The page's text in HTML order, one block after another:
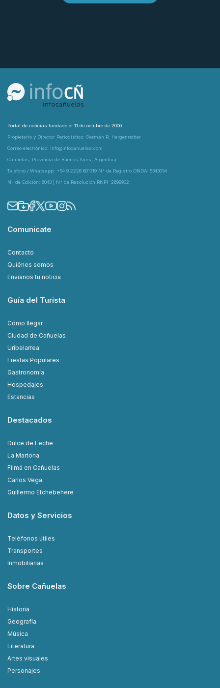
Portal de noticias fundado el 11 de octubre de 2006
Propietario y Director Periodístico: Germán R. Hergenrether
Correo electrónico: info@infocanuelas.com
Cañuelas, Provincia de Buenos Aires, Argentina
Teléfono / Whatsapp: +54 9 2226 601319 N° de Registro DNDA: 5343054
N° de Edición: 6043 | N° de Resolución RNPI: 2699932
Comunicate
Contacto
Quiénes somos
Envianos tu noticia
Guía del Turista
Cómo llegar
Ciudad de Cañuelas
Uribelarrea
Fiestas Populares
Gastronomía
Hospedajes
Estancias
Destacados
Dulce de Leche
La Martona
Filmá en Cañuelas
Carlos Vega
Guillermo Etchebehere
Datos y Servicios
Teléfonos útiles
Transportes
Inmobiliarias
Sobre Cañuelas
Historia
Geografía
Música
Literatura
Artes visuales
Personajes